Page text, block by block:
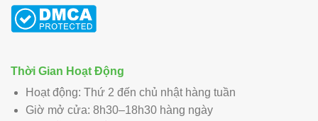
Thời Gian Hoạt Động
Hoạt động: Thứ 2 đến chủ nhật hàng tuần
Giờ mở cửa: 8h30–18h30 hàng ngày